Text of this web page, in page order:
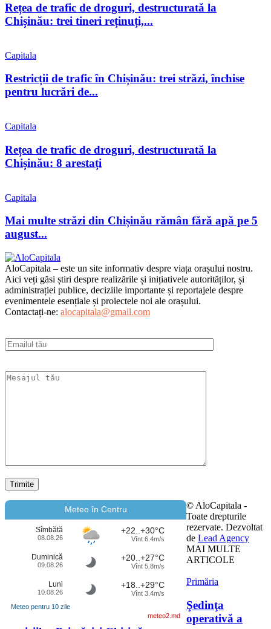
Rețea de trafic de droguri, destructurată la
Chișinău: trei tineri reținuți,...
Capitala
Restricții de trafic în Chișinău: trei străzi, închise
pentru lucrări de...
Capitala
Rețea de trafic de droguri, destructurată la
Chișinău: 8 arestați
Capitala
Mai multe străzi din Chișinău rămân fără apă pe 5
august...
AloCapitala – este un site informativ despre viața orașului nostru.
Aici veți găsi știri despre realizările și inițiativele autorităților, și
administrației publice, deciziile importante și reportajele despre
evenimentele esențiale și proiectele noi ale orașului.
Contactați-ne: alocapitala@gmail.com
Meteo în Centru
Sîmbătă
08.08.26
+22..+30°C
Vînt 6.4m/s
Duminică
09.08.26
+20..+27°C
Vînt 5.8m/s
Luni
10.08.26
+18..+29°C
Vînt 3.4m/s
Meteo pentru 10 zile
meteo2.md
© AloCapitala -
Toate drepturile
rezervate. Dezvoltat
de Lead Agency
MAI MULTE
ARTICOLE
Primăria
Şedinţa
operativă a